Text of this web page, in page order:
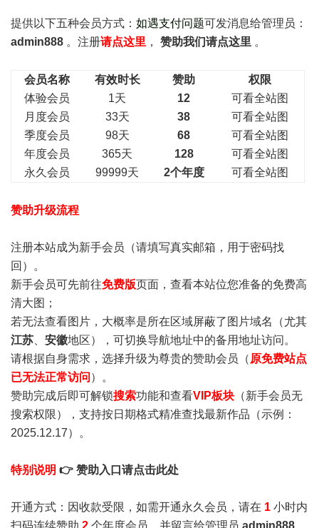
提供以下五种会员方式： 如遇支付问题可发消息给管理员：
admin888 。注册请点这里 ， 赞助我们请点这里 。
会员名称 有效时长 赞助
权限
体验会员
1天 12
可看全站图
月度会员
33天 38
可看全站图
季度会员
98天 68
可看全站图
年度会员
365天 128
可看全站图
永久会员
99999天 2个年度 可看全站图
赞助升级流程
注册本站成为新手会员 （请填写真实邮箱，用于密码找
回）。
新手会员可先前往免费版页面，查看本站位您准备的免费高
清大图；
若无法查看图片，大概率是所在区域屏蔽了图片域名（尤其
江苏
安徽地区），可切换导航地址中的备用地址访问。
请根据自身需求，选择升级为尊贵的赞助会员（ 原免费站点
已无法正常访问 ）。
赞助完成后即可解锁搜索功能和查看VIP板块 （新手会员无
搜索权限），支持按日期格式精准查找最新作品（示例：
2025.12.17）。
特别说明 👉 赞助入口请点击此处
开通方式：因收款受限，如需开通永久会员，请在 1 小时内
扫码连续赞助 2 个年度会员，并留言给管理员 admin888